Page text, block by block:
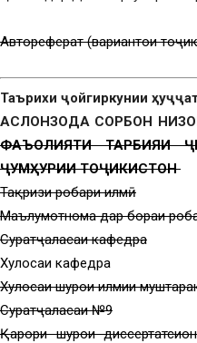
Автореферат (вариантҳои
Таърихи ҷойгиркунии
АСЛОНЗОДА СОРБОН
ФАЪОЛИЯТИ ТАРБИЯИ
ҶУМҲУРИИ ТОҶИКИСТОН
Тақризи роҳбари илмӣ
Маълумотнома дар бораи
Суратҷаласаи кафедра
Хулосаи кафедра
Хулосаи шурои илмии
Суратҷаласаи №9
Қарори шурои